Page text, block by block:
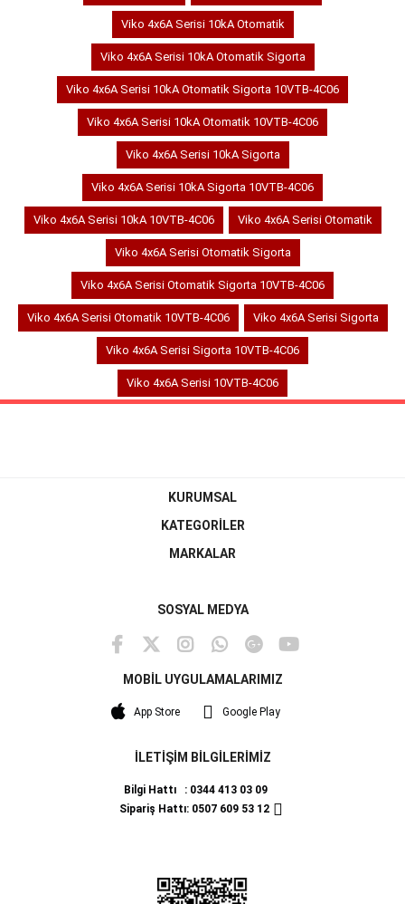
Viko 4x6A Serisi 10kA Otomatik
Viko 4x6A Serisi 10kA Otomatik Sigorta
Viko 4x6A Serisi 10kA Otomatik Sigorta 10VTB-4C06
Viko 4x6A Serisi 10kA Otomatik 10VTB-4C06
Viko 4x6A Serisi 10kA Sigorta
Viko 4x6A Serisi 10kA Sigorta 10VTB-4C06
Viko 4x6A Serisi 10kA 10VTB-4C06 Viko 4x6A Serisi Otomatik
Viko 4x6A Serisi Otomatik Sigorta
Viko 4x6A Serisi Otomatik Sigorta 10VTB-4C06
Viko 4x6A Serisi Otomatik 10VTB-4C06 Viko 4x6A Serisi Sigorta
Viko 4x6A Serisi Sigorta 10VTB-4C06
Viko 4x6A Serisi 10VTB-4C06
KURUMSAL
KATEGORİLER
MARKALAR
SOSYAL MEDYA
MOBİL UYGULAMALARIMIZ
App Store Google Play
İLETİŞİM BİLGİLERİMİZ
Bilgi Hattı : 0344 413 03 09
Sipariş Hattı: 0507 609 53 12